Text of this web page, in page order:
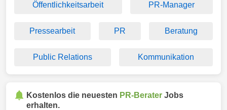
Öffentlichkeitsarbeit PR-Manager
Pressearbeit PR Beratung
Public Relations Kommunikation
Kostenlos die neuesten PR-Berater Jobs
erhalten.